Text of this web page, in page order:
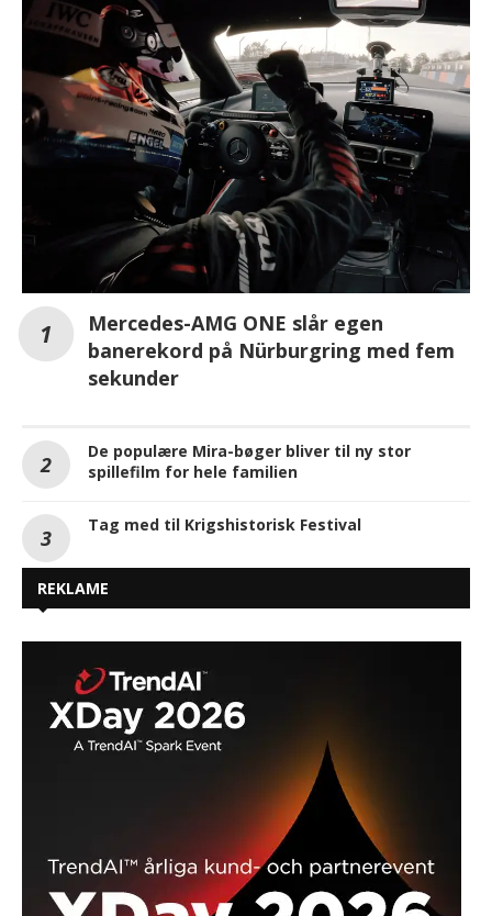
Mercedes-AMG ONE slår egen
banerekord på Nürburgring med fem
sekunder
De populære Mira-bøger bliver til ny stor
spillefilm for hele familien
Tag med til Krigshistorisk Festival
REKLAME